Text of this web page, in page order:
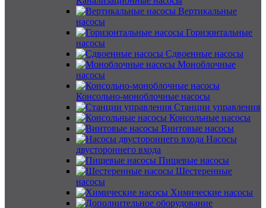
Вертикальные
насосы
Горизонтальные
насосы
Сдвоенные насосы
Моноблочные
насосы
Консольно-моноблочные насосы
Станции управления
Консольные насосы
Винтовые насосы
Насосы
двустороннего входа
Пищевые насосы
Шестеренные
насосы
Химические насосы